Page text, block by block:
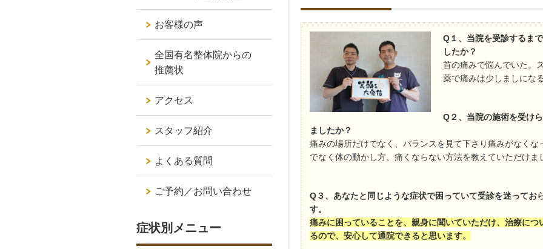
Q１、当院を受診するま
したか？
首の痛みで悩んでいた。
薬で痛みは少しましにな
Q２ 、当院の施術を受け
ましたか？
痛みの場所だけでなく、バランスを見て下さり痛みがなくな
でなく体の動かし方、痛くならない方法を教えていただけま
Q３、あなたと同じような症状で困っていて受診を迷ってお
す。
痛みに困っていることを、親身に聞いていただけ、治療につ
るので、安心して通院できると思います。
お客様の声
全国有名整体院からの
推薦状
アクセス
スタッフ紹介
よくある質問
ご予約／お問い合わせ
症状別メニュー